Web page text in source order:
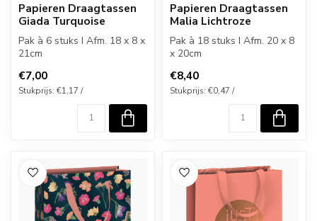
Papieren Draagtassen
Giada Turquoise
Pak à 6 stuks I Afm. 18 x 8 x
21cm
€7,00
Stukprijs: €1,17 /
Papieren Draagtassen
Malia Lichtroze
Pak à 18 stuks I Afm. 20 x 8
x 20cm
€8,40
Stukprijs: €0,47 /